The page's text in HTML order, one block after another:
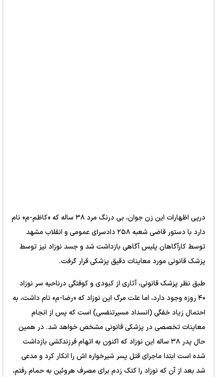
درپی اظهارات این زن جوان، بی درنگ مرد ۳۸ ساله که «کاظم-م» نام
دارد با دستور قاضی شعبه ۲۵۸ دادسرای عمومی و انقلاب مشهد
توسط کارآگاهان پلیس آگاهی بازداشت شد و جسد نوزاد نیز توسط
پزشک قانونی مورد معاینات دقیق پزشکی قرار گرفت.
طبق نظر پزشک قانونی، آثاری از کبودی و کوفتگی درناحیه سر نوزاد
۴۰ روزه وجود دارد، اما علت مرگ این نوزاد که «رضا-م» نام داشت، به
احتمال زیاد خفگی (انسداد مسیرتنفسی) است که پس از انجام
معاینات تخصصی در پزشکی قانونی مشخص خواهد شد. در همین
حال پدر ۳۸ ساله این نوزاد که اکنون به اتهام فرزندکشی بازداشت
شده است ابتدا ماجرای قتل پسر شیرخواره اش را انکار کرد و مدعی
شد بعد از آن که نوزاد را کتک زدم برای مصرف هروئین به حمام رفتم،